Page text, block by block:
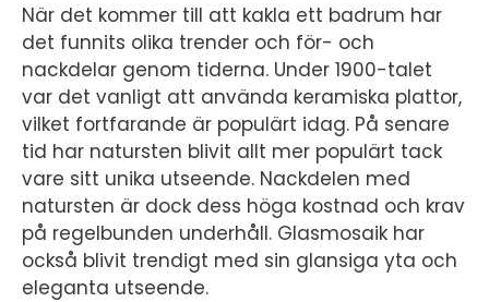
När det kommer till att kakla ett badrum har
det funnits olika trender och för- och
nackdelar genom tiderna. Under 1900-talet
var det vanligt att använda keramiska plattor,
vilket fortfarande är populärt idag. På senare
tid har natursten blivit allt mer populärt tack
vare sitt unika utseende. Nackdelen med
natursten är dock dess höga kostnad och krav
på regelbunden underhåll. Glasmosaik har
också blivit trendigt med sin glansiga yta och
eleganta utseende.